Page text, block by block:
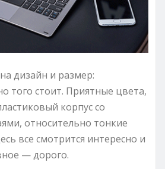
дизайн и размер:
того стоит. Приятные цвета,
корпус со
относительно тонкие
все смотрится интересно и
— дорого.